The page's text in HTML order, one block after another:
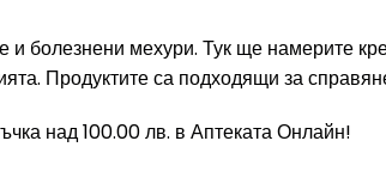
болезнени мехури. Тук ще намерите
Продуктите са подходящи за
над 100.00 лв. в Аптеката Онлайн!